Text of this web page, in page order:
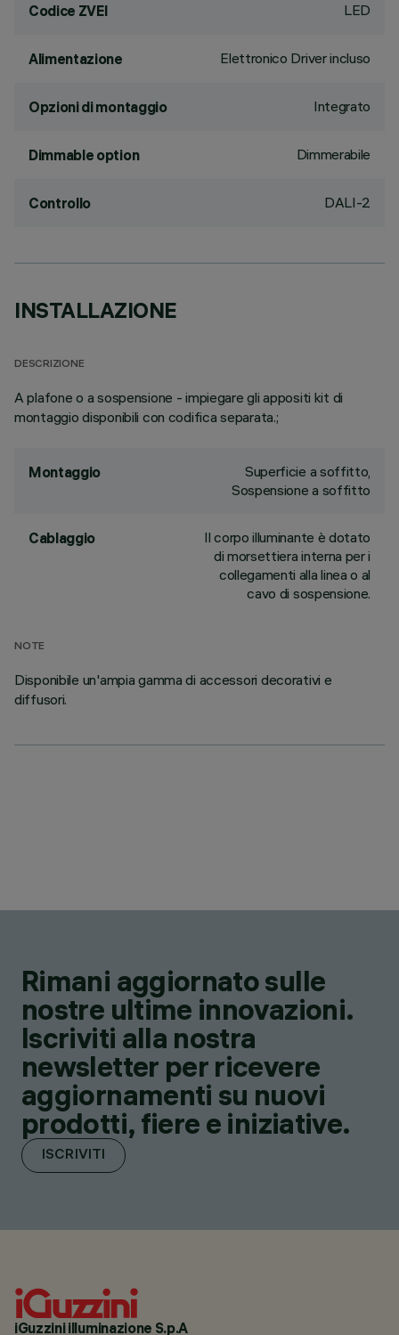
Codice ZVEI LED
Alimentazione Elettronico Driver incluso
Opzioni di montaggio Integrato
Dimmable option Dimmerabile
Controllo DALI-2
INSTALLAZIONE
DESCRIZIONE
A plafone o a sospensione - impiegare gli appositi kit di
montaggio disponibili con codifica separata.;
Montaggio
Superficie a soffitto,
Sospensione a soffitto
Cablaggio
Il corpo illuminante è dotato
di morsettiera interna per i
collegamenti alla linea o al
cavo di sospensione.
NOTE
Disponibile un'ampia gamma di accessori decorativi e
diffusori.
Rimani aggiornato sulle
nostre ultime innovazioni.
Iscriviti alla nostra
newsletter per ricevere
aggiornamenti su nuovi
prodotti, fiere e iniziative.
ISCRIVITI
iGuzzini illuminazione S.p.A